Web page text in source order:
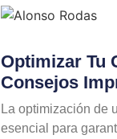
Optimizar Tu
Consejos
La optimización de
esencial para